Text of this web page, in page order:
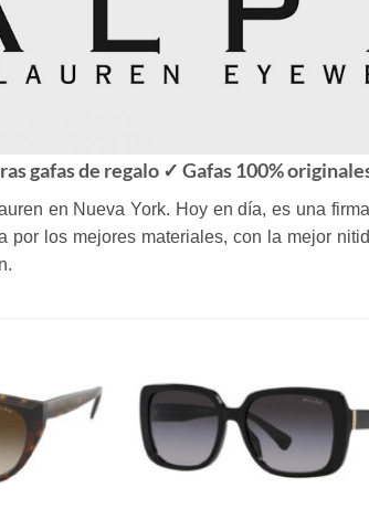
gafas de regalo ✓ Gafas 100%
en Nueva York. Hoy en día, es una
los mejores materiales, con la mejor
Gafas
de sol